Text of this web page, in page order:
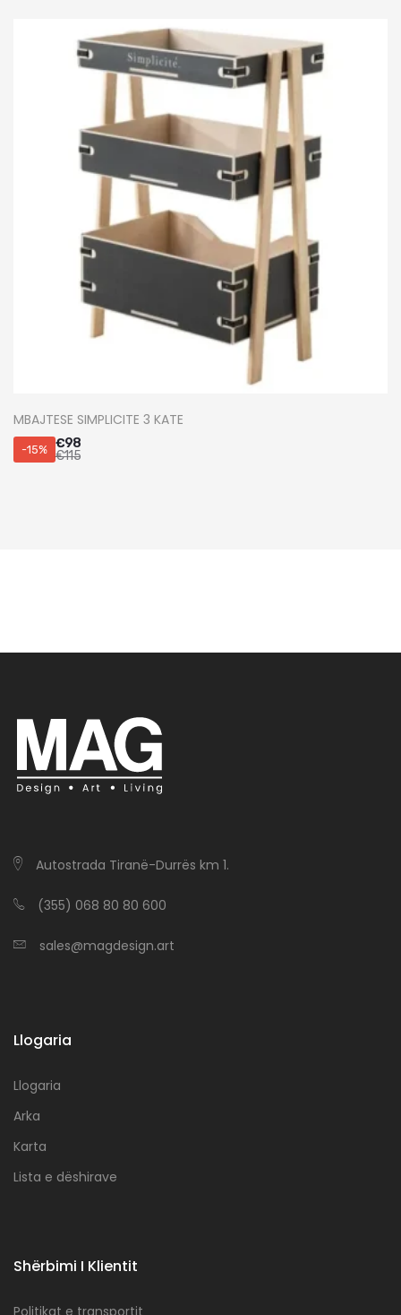
MBAJTESE SIMPLICITE 3 KATE
-15% €98
€115
Autostrada Tiranë-Durrës km 1.
(355) 068 80 80 600
sales@magdesign.art
Llogaria
Llogaria
Arka
Karta
Lista e dëshirave
Shërbimi I Klientit
Politikat e transportit